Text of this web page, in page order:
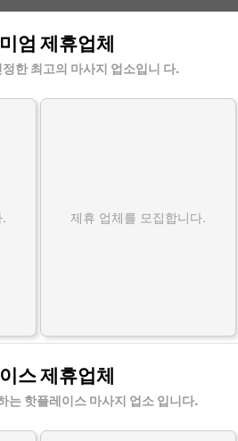
엄 제휴업체
한 최고의 마사지 업소입니 다.
제휴 업체를 모집합니다.
스 제휴업체
는 핫플레이스 마사지 업소 입니다.